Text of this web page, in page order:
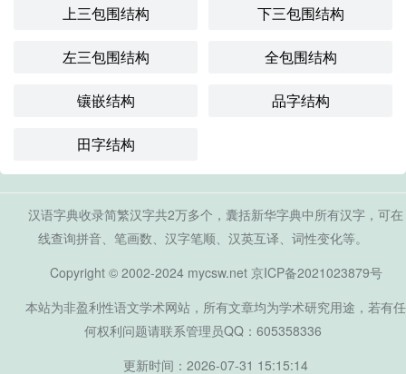
上三包围结构 下三包围结构
左三包围结构 全包围结构
镶嵌结构 品字结构
田字结构
汉语字典收录简繁汉字共2万多个，囊括新华字典中所有汉字，可在
线查询拼音、笔画数、汉字笔顺、汉英互译、词性变化等。
Copyright © 2002-2024 mycsw.net 京ICP备2021023879号
本站为非盈利性语文学术网站，所有文章均为学术研究用途，若有任
何权利问题请联系管理员QQ：605358336
更新时间：2026-07-31 15:15:14